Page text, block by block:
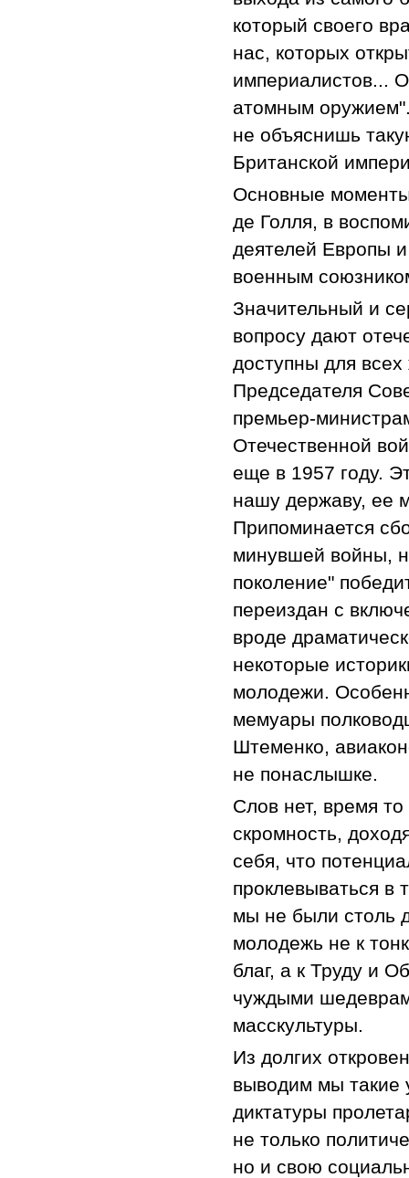
который своего
нас, которых
империалистов...
атомным
не объяснишь
Британской
Основные
де Голля, в
деятелей Европы
военным
Значительный и
вопросу дают
доступны для
Председателя
премьер-
Отечественной
еще в 1957 году.
нашу державу, ее
Припоминается
минувшей войны,
поколение"
переиздан с
вроде
некоторые
молодежи.
мемуары
Штеменко,
не понаслышке.
Слов нет, время
скромность,
себя, что
проклевываться в
мы не были столь
молодежь не к
благ, а к Труду и
чуждыми
масскультуры.
Из долгих
выводим мы такие
диктатуры
не только
но и свою